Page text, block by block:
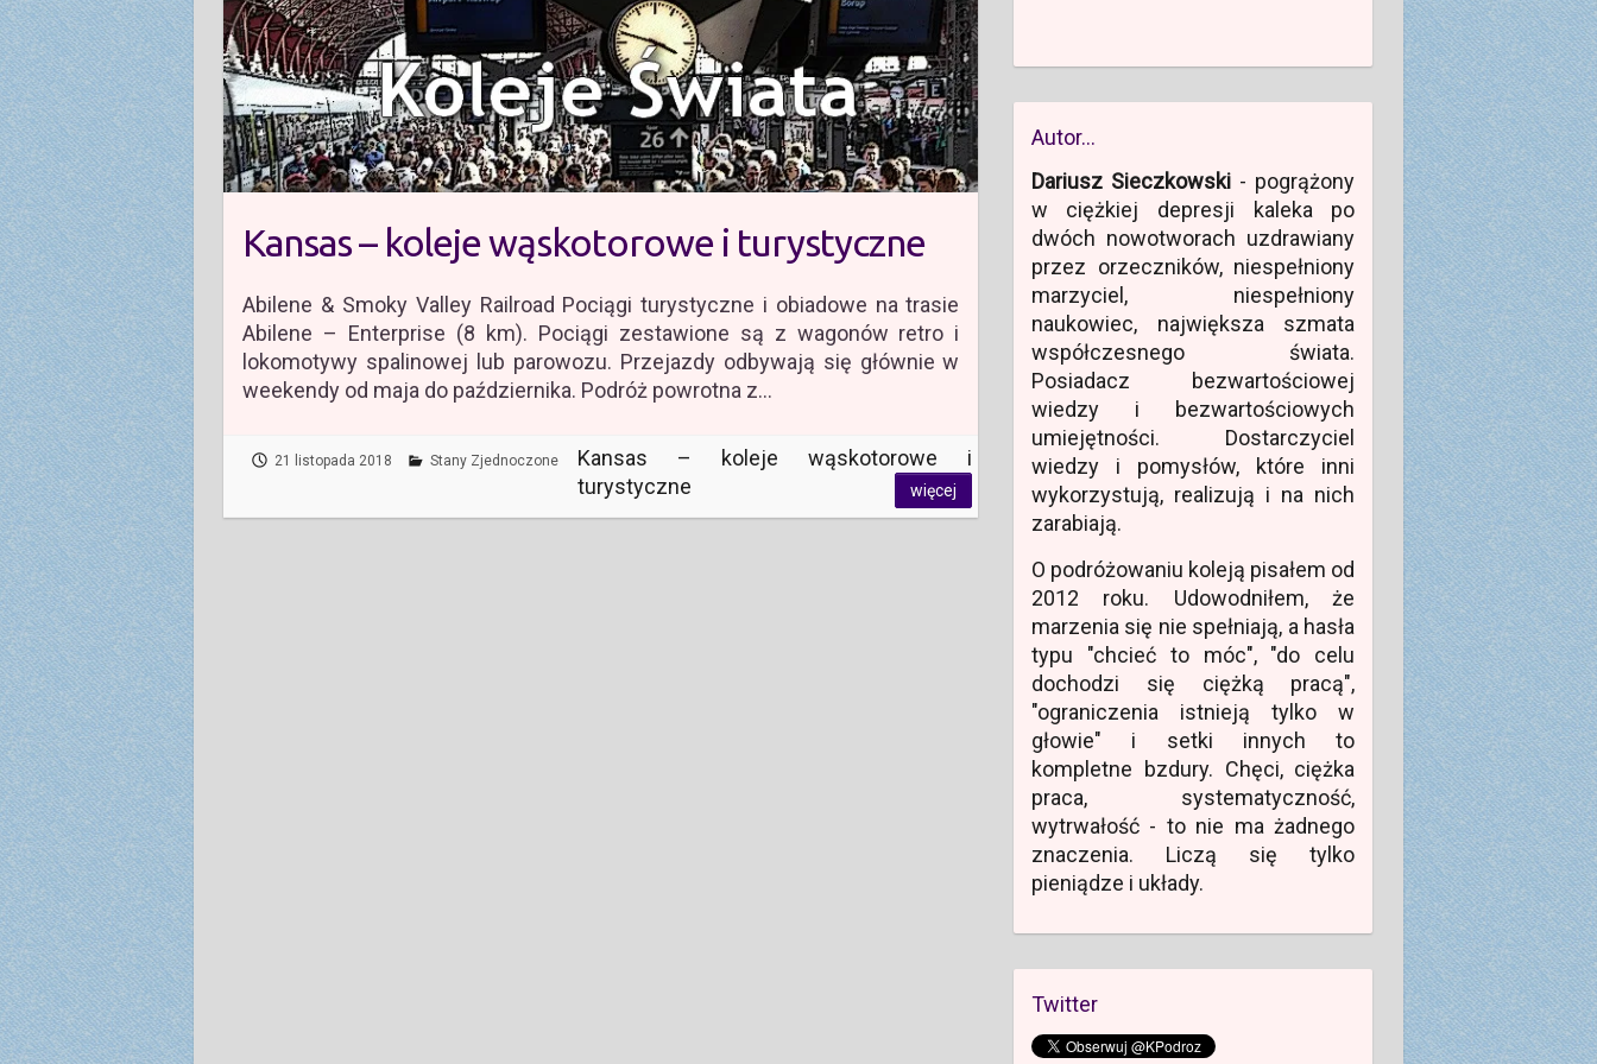
Kansas – koleje wąskotorowe i turystyczne
Abilene & Smoky Valley Railroad Pociągi turystyczne i obiadowe na trasie
Abilene – Enterprise (8 km). Pociągi zestawione są z wagonów retro i
lokomotywy spalinowej lub parowozu. Przejazdy odbywają się głównie w
weekendy od maja do października. Podróż powrotna z…
21 listopada 2018 Stany Zjednoczone
Kansas – koleje wąskotorowe i
turystyczne
więcej
Autor…
Dariusz Sieczkowski - pogrążony
w ciężkiej depresji kaleka po
dwóch nowotworach uzdrawiany
przez orzeczników, niespełniony
marzyciel, niespełniony
naukowiec, największa szmata
współczesnego świata.
Posiadacz bezwartościowej
wiedzy i bezwartościowych
umiejętności. Dostarczyciel
wiedzy i pomysłów, które inni
wykorzystują, realizują i na nich
zarabiają.
O podróżowaniu koleją pisałem od
2012 roku. Udowodniłem, że
marzenia się nie spełniają, a hasła
typu "chcieć to móc", "do celu
dochodzi się ciężką pracą",
"ograniczenia istnieją tylko w
głowie" i setki innych to
kompletne bzdury. Chęci, ciężka
praca, systematyczność,
wytrwałość - to nie ma żadnego
znaczenia. Liczą się tylko
pieniądze i układy.
Twitter